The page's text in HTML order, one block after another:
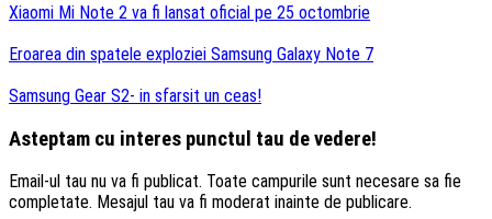
Xiaomi Mi Note 2 va fi lansat oficial pe 25 octombrie
Eroarea din spatele exploziei Samsung Galaxy Note 7
Samsung Gear S2- in sfarsit un ceas!
Asteptam cu interes punctul tau de vedere!
Email-ul tau nu va fi publicat. Toate campurile sunt necesare sa fie
completate. Mesajul tau va fi moderat inainte de publicare.